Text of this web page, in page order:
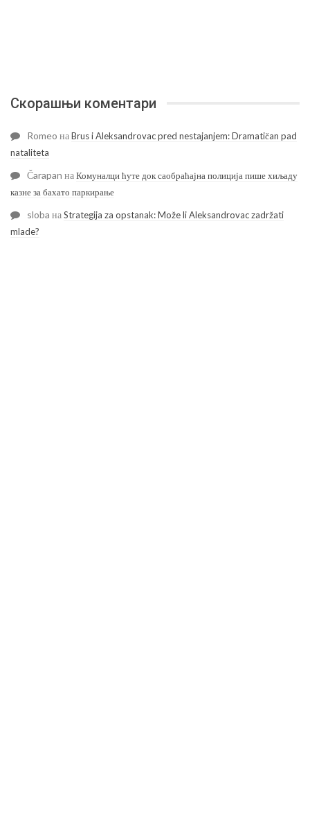
Скорашњи коментари
Romeo наBrus i Aleksandrovac pred nestajanjem: Dramatičan pad
nataliteta
Čarapan наКомуналци ћуте док саобраћајна полиција пише хиљаду
казне за бахато паркирање
sloba наStrategija za opstanak: Može li Aleksandrovac zadržati
mlade?